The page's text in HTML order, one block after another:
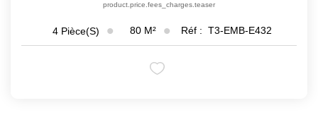
product.price.fees_charges.teaser
4 Pièce(s) 80 M² Réf : T3-EMB-E432